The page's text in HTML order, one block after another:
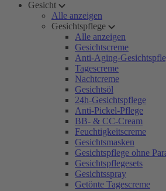
Gesicht
Alle anzeigen
Gesichtspflege
Alle anzeigen
Gesichtscreme
Anti-Aging-
Tagescreme
Nachtcreme
Gesichtsöl
24h-Gesichtspflege
Anti-Pickel-Pflege
BB- & CC-Cream
Feuchtigkeitscreme
Gesichtsmasken
Gesichtspflege ohne
Gesichtspflegesets
Gesichtsspray
Getönte Tagescreme